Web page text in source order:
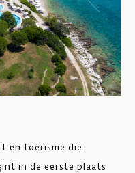
en toerisme die
in de eerste plaats